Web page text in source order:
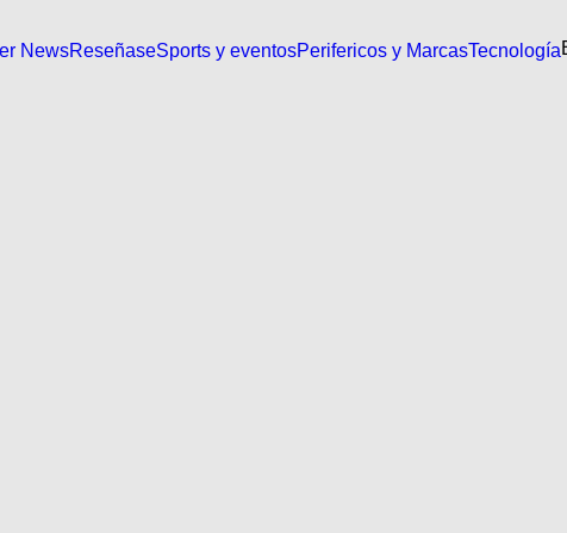
NewsReseñaseSports y eventosPerifericos y MarcasTecnología